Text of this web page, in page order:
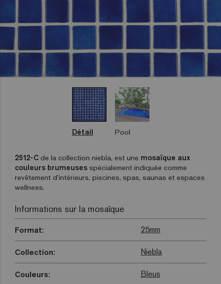
Détail Pool
2512-C de la collection niebla, est une mosaïque aux
couleurs brumeuses spécialement indiquée comme
revêtement d’intérieurs, piscines, spas, saunas et espaces
wellness.
Informations sur la mosaïque
Format: 25mm
Collection: Niebla
Couleurs: Bleus